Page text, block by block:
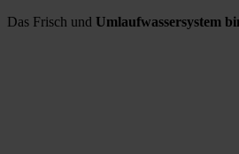
Das Frisch und Umlaufwassersystem